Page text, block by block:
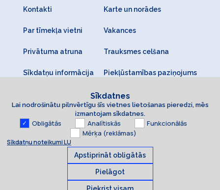
Kontakti Karte un norādes
Par tīmekļa vietni Vakances
Privātuma atruna Trauksmes celšana
Sīkdatņu informācija Piekļūstamības paziņojums
Sīkdatnes
Lai nodrošinātu pilnvērtīgu šīs vietnes lietošanas pieredzi, mēs
izmantojam sīkdatnes.
Obligātās Analītiskās
Funkcionālās
Mērķa (reklāmas)
Sīkdatņu noteikumi LU
Apstiprināt obligātās
Pielāgot